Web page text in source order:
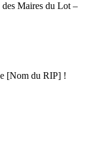
Maires du Lot –
[Nom du RIP] !